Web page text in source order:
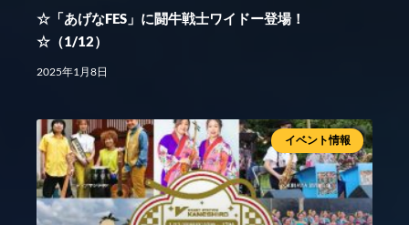
☆「あげなFES」に闘牛戦士ワイドー登場！
☆（1/12）
2025年1月8日
イベント情報